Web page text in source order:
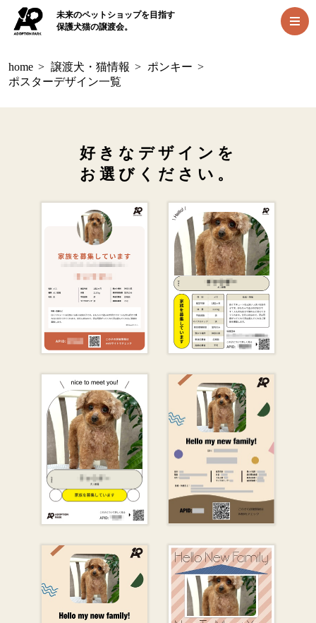
未来のペットショップを目指す
保護犬猫の譲渡会。
home > 譲渡犬・猫情報 > ポンキー >
ポスターデザイン一覧
好きなデザインを
お選びください。